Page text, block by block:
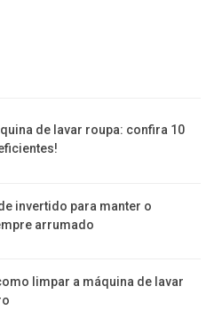
de lavar roupa: confira 10
invertido para manter o
arrumado
limpar a máquina de lavar